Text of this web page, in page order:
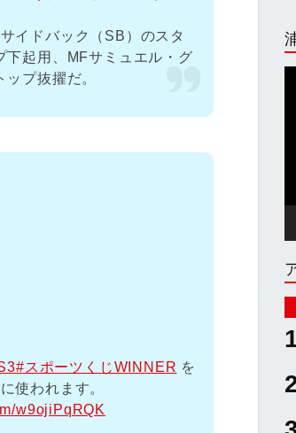
イドバック（SB）のスタ
下起用、MFサミュエル・グ
プ抜擢だ。
#スポーツくじWINNER を
使われます。
w9ojiPqRQK